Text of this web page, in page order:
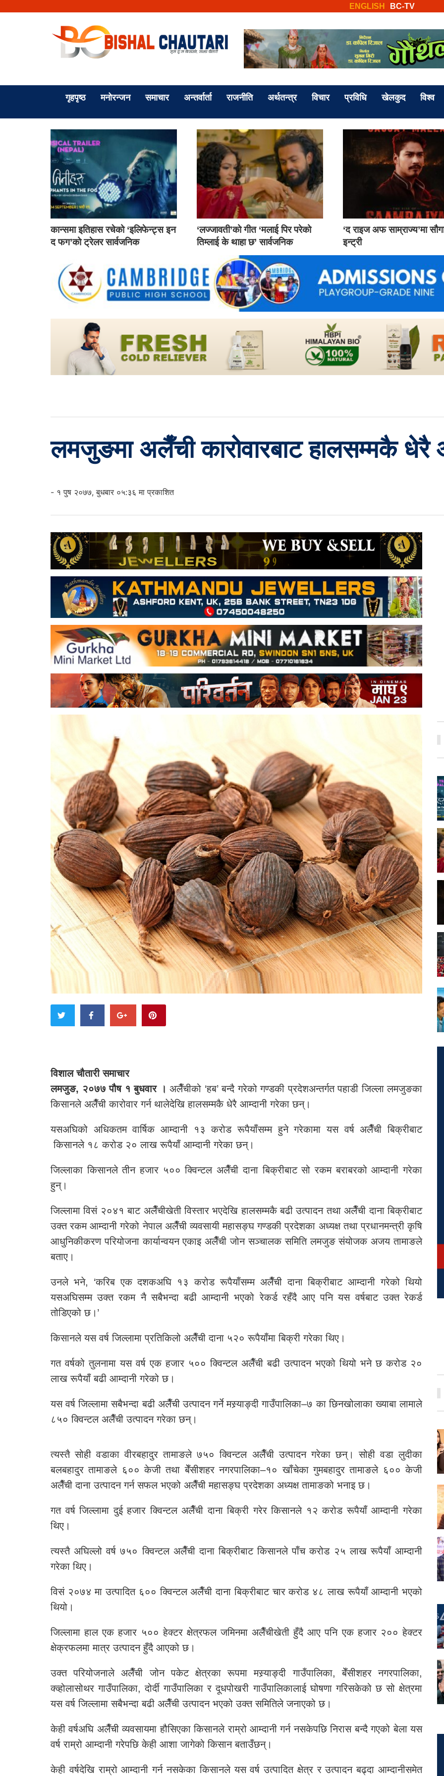
BC-TV
ENGLISH
गृहपृष्ठ मनोरन्जन समाचार अन्तर्वार्ता राजनीति अर्थतन्त्र विचार प्रविधि खेलकुद विश्व
कान्समा इतिहास रचेको ‘इलिफेन्ट्स इन
द फग’को ट्रेलर सार्वजनिक
‘लज्जावती’को गीत ‘मलाई पिर परेको
तिम्लाई के थाहा छ’ सार्वजनिक
‘द राइज अफ साम्राज्य’मा
इन्ट्री
लमजुङमा अलैँची कारोवारबाट हालसम्मकै धेरै
- १ पुष २०७७, बुधबार ०५:३६ मा प्रकाशित
विशाल चौतारी समाचार
लमजुङ, २०७७ पौष १ बुधवार । अलैँचीको ‘हब’ बन्दै गरेको गण्डकी प्रदेशअन्तर्गत पहाडी जिल्ला लमजुङका
किसानले अलैँची कारोवार गर्न थालेदेखि हालसम्मकै धेरै आम्दानी गरेका छन्।
यसअघिको अधिकतम वार्षिक आम्दानी १३ करोड रूपैयाँसम्म हुने गरेकामा यस वर्ष अलैँची बिक्रीबाट
किसानले १८ करोड २० लाख रूपैयाँ आम्दानी गरेका छन्।
जिल्लाका किसानले तीन हजार ५०० क्विन्टल अलैँची दाना बिक्रीबाट सो रकम बराबरको आम्दानी गरेका
हुन्।
जिल्लामा विसं २०४१ बाट अलैँचीखेती विस्तार भएदेखि हालसम्मकै बढी उत्पादन तथा अलैँची दाना बिक्रीबाट
उक्त रकम आम्दानी गरेको नेपाल अलैँची व्यवसायी महासङ्घ गण्डकी प्रदेशका अध्यक्ष तथा प्रधानमन्त्री कृषि
आधुनिकीकरण परियोजना कार्यान्वयन एकाइ अलैँची जोन सञ्चालक समिति लमजुङ संयोजक अजय तामाङले
बताए।
उनले भने, ‘करिब एक दशकअघि १३ करोड रूपैयाँसम्म अलैँची दाना बिक्रीबाट आम्दानी गरेको थियो
यसअघिसम्म उक्त रकम नै सबैभन्दा बढी आम्दानी भएको रेकर्ड रहँदै आए पनि यस वर्षबाट उक्त रेकर्ड
तोडिएको छ।’
किसानले यस वर्ष जिल्लामा प्रतिकिलो अलैँची दाना ५२० रूपैयाँमा बिक्री गरेका थिए।
गत वर्षको तुलनामा यस वर्ष एक हजार ५०० क्विन्टल अलैँची बढी उत्पादन भएको थियो भने छ करोड २०
लाख रूपैयाँ बढी आम्दानी गरेको छ।
यस वर्ष जिल्लामा सबैभन्दा बढी अलैँची उत्पादन गर्ने मस्र्याङ्दी गाउँपालिका–७ का छिनखोलाका ख्याबा लामाले
८५० क्विन्टल अलैँची उत्पादन गरेका छन्।
त्यस्तै सोही वडाका वीरबहादुर तामाङले ७५० क्विन्टल अलैँची उत्पादन गरेका छन्। सोही वडा लुदीका
बलबहादुर तामाङले ६०० केजी तथा बेँसीशहर नगरपालिका–१० खाँचेका गुमबहादुर तामाङले ६०० केजी
अलैँची दाना उत्पादन गर्न सफल भएको अलैँची महासङ्घ प्रदेशका अध्यक्ष तामाङको भनाइ छ।
गत वर्ष जिल्लामा दुई हजार क्विन्टल अलैँची दाना बिक्री गरेर किसानले १२ करोड रूपैयाँ आम्दानी गरेका
थिए।
त्यस्तै अघिल्लो वर्ष ७५० क्विन्टल अलैँची दाना बिक्रीबाट किसानले पाँच करोड २५ लाख रूपैयाँ आम्दानी
गरेका थिए।
विसं २०७४ मा उत्पादित ६०० क्विन्टल अलैँची दाना बिक्रीबाट चार करोड ४८ लाख रूपैयाँ आम्दानी भएको
थियो।
जिल्लामा हाल एक हजार ५०० हेक्टर क्षेत्रफल जमिनमा अलैँचीखेती हुँदै आए पनि एक हजार २०० हेक्टर
क्षेक्रफलमा मात्र उत्पादन हुँदै आएको छ।
उक्त परियोजनाले अलैँची जोन पकेट क्षेत्रका रूपमा मस्र्याङ्दी गाउँपालिका, बेँसीशहर नगरपालिका,
क्व्होलासोथर गाउँपालिका, दोर्दी गाउँपालिका र दूधपोखरी गाउँपालिकालाई घोषणा गरिसकेको छ सो क्षेत्रमा
यस वर्ष जिल्लामा सबैभन्दा बढी अलैँची उत्पादन भएको उक्त समितिले जनाएको छ।
केही वर्षअघि अलैँची व्यवसायमा हौसिएका किसानले राम्रो आम्दानी गर्न नसकेपछि निरास बन्दै गएको बेला यस
वर्ष राम्रो आम्दानी गरेपछि केही आशा जागेको किसान बताउँछन्।
केही वर्षदेखि राम्रो आम्दानी गर्न नसकेका किसानले यस वर्ष उत्पादित क्षेत्र र उत्पादन बढ्दा आम्दानीसमेत